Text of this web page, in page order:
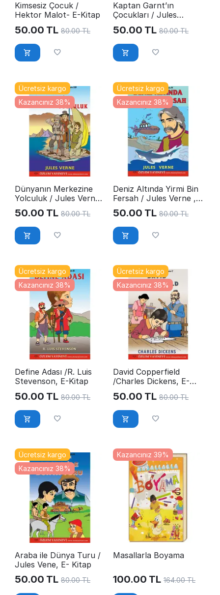
Kimsesiz Çocuk /
Hektor Malot- E-Kitap
50.00 TL 80.00 TL
Kaptan Garnt’ın
Çocukları / Jules
Verne, E-Kitap
50.00 TL 80.00 TL
Ücretsiz kargo
Kazancınız 38%
Dünyanın Merkezine
Yolculuk / Jules Verne,
E-Kitap
50.00 TL 80.00 TL
Ücretsiz kargo
Kazancınız 38%
Deniz Altında Yirmi Bin
Fersah / Jules Verne ,
E-Kitap
50.00 TL 80.00 TL
Ücretsiz kargo
Kazancınız 38%
Define Adası /R. Luis
Stevenson, E-Kitap
50.00 TL 80.00 TL
Ücretsiz kargo
Kazancınız 38%
David Copperfield
/Charles Dickens, E-
Kitap
50.00 TL 80.00 TL
Ücretsiz kargo
Kazancınız 38%
Araba ile Dünya Turu /
Jules Vene, E- Kitap
50.00 TL 80.00 TL
Kazancınız 39%
Masallarla Boyama
100.00 TL 164.00 TL